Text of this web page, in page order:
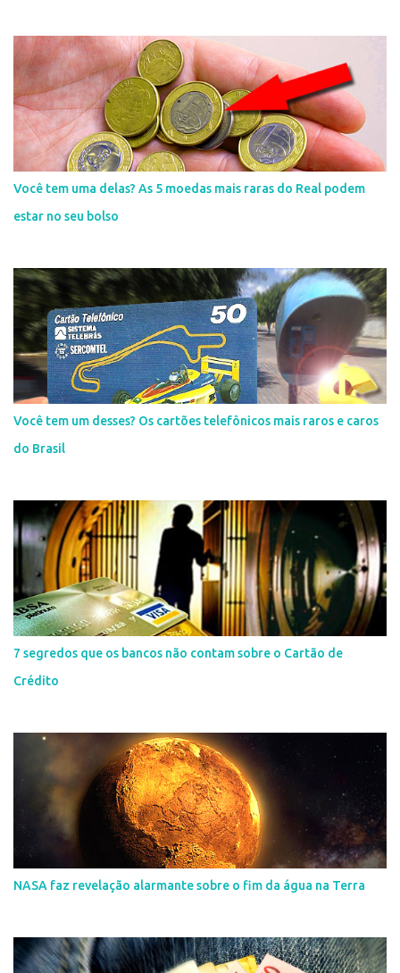
Você tem uma delas? As 5 moedas mais raras do Real podem
estar no seu bolso
Você tem um desses? Os cartões telefônicos mais raros e caros
do Brasil
7 segredos que os bancos não contam sobre o Cartão de
Crédito
NASA faz revelação alarmante sobre o fim da água na Terra